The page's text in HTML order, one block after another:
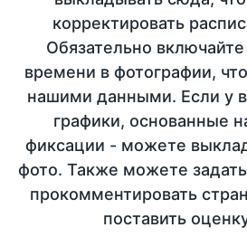
корректировать
Обязательно
времени в фотографии,
нашими данными. Если у
графики, основанные
фиксации - можете
фото. Также можете
прокомментировать
поставить